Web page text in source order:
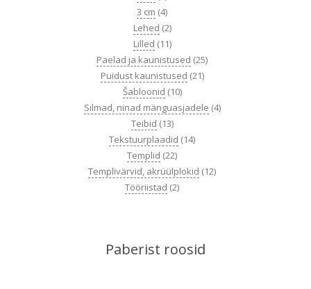
3 cm (4)
Lehed (2)
Lilled (11)
Paelad ja kaunistused (25)
Puidust kaunistused (21)
Šabloonid (10)
Silmad, ninad mänguasjadele (4)
Teibid (13)
Tekstuurplaadid (14)
Templid (22)
Templivärvid, akrüülplokid (12)
Tööriistad (2)
Paberist roosid